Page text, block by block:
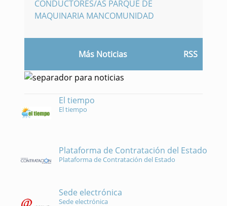
CONDUCTORES/AS PARQUE DE
MAQUINARIA MANCOMUNIDAD
Más Noticias RSS
El tiempo
El tiempo
Plataforma de Contratación del Estado
Plataforma de Contratación del Estado
Sede electrónica
Sede electrónica